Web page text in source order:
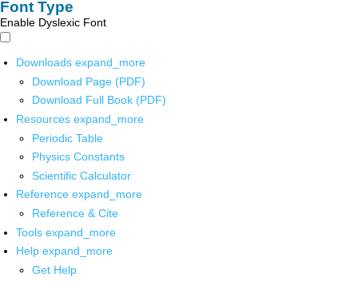
Font Type
Enable Dyslexic Font
Downloads expand_more
Download Page (PDF)
Download Full Book (PDF)
Resources expand_more
Periodic Table
Physics Constants
Scientific Calculator
Reference expand_more
Reference & Cite
Tools expand_more
Help expand_more
Get Help